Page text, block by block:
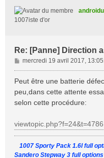
1007iste d'or
Re: [Panne] Direction
M
e
s
g
mercredi 19 avril 2017,
Peut être une batterie
peu,dans cette attente
selon cette procédure:
viewtopic.php?f=24&t=4786
1007 Sporty Pack 1.6l full
Sandero Stepway 3 full